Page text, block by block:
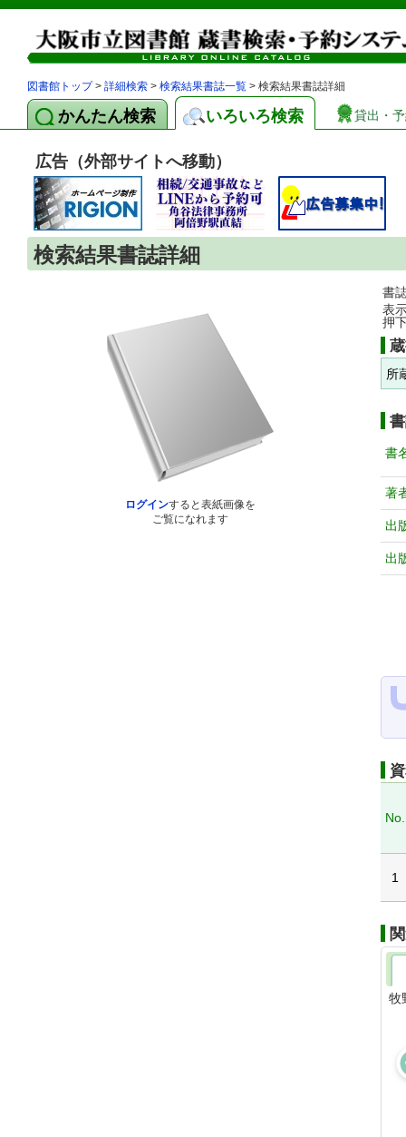
図書館トップ> 詳細検索 > 検索結果書誌一覧 > 検索結果書誌詳細
かんたん検索 いろいろ検索 貸出・
広告（外部サイトへ移動）
検索結果書誌詳細
ログインすると表紙画像を
ご覧になれます
書
表
押
所
書
著
出
出
No.
1
牧